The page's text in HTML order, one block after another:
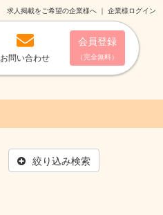
求人掲載をご希望の企業様へ ｜ 企業様ログイン
お問い合わせ
会員登録
（完全無料）
絞り込み検索